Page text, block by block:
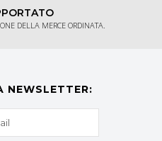
DELLA MERCE ORDINATA.
NEWSLETTER: